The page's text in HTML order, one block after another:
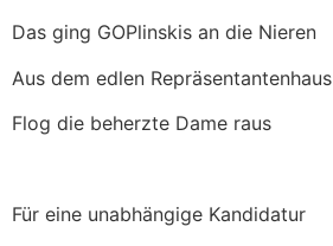
Das ging GOPlinskis an die Nieren
Aus dem edlen Repräsentantenhaus
Flog die beherzte Dame raus
Für eine unabhängige Kandidatur